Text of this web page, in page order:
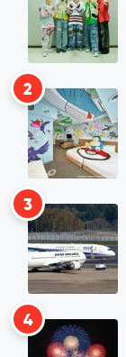
2
3
4